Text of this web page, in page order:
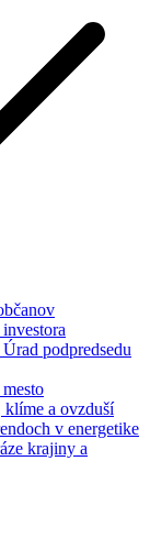
podpredsedu
a ovzduší
v energetike
krajiny a